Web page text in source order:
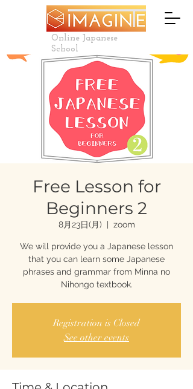
Online Japanese
School
Free Lesson for
Beginners 2
8月23日(月)
  |
zoom
We will provide you a Japanese lesson
that you can learn some Japanese
phrases and grammar from Minna no
Nihongo textbook.
Registration is Closed
See other events